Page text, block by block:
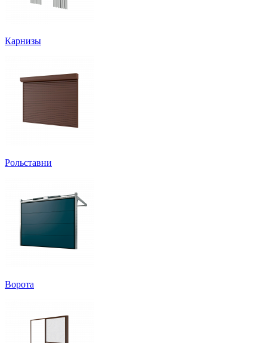
Карнизы
Рольставни
Ворота